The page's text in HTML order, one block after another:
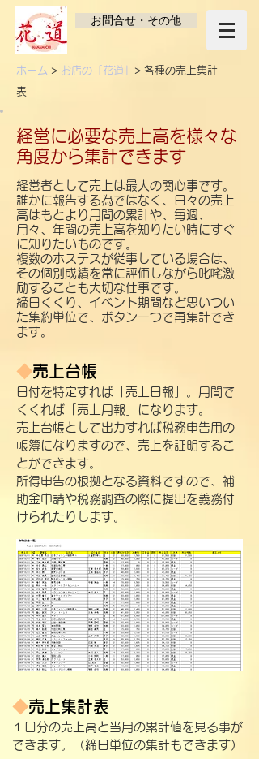
お問合せ・その他
ホーム > お店の「花道」 > 各種の売上集計
表
経営に必要な売上高を様々な
角度から集計できます
経営者として売上は最大の関心事です。
誰かに報告する為ではなく、日々の売上
高はもとより月間の累計や、毎週、
月々、年間の売上高を知りたい時にすぐ
に知りたいものです。
複数のホステスが従事している場合は、
その個別成績を常に評価しながら叱咤激
励することも大切な仕事です。
​締日くくり、イベント期間など思いつい
た集約単位で、ボタン一つで再集計でき
ます。​
◆売上台帳
日付を特定すれば「売上日報」。月間で
くくれば「売上月報」になります。
売上台帳として出力すれば税務申告用の
帳簿になりますので、売上を証明するこ
とができます。
所得申告の根拠となる資料ですので、補
助金申請や税務調査の際に提出を義務付
けられたりします。
◆売上集計表
１日分の売上高と当月の累計値を見る事が
できます。​（締日単位の集計もできます）